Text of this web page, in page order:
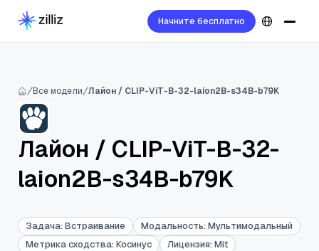
Начните бесплатно
Все модели Лайон / CLIP-ViT-B-32-laion2B-s34B-b79K
Лайон / CLIP-ViT-B-32-
laion2B-s34B-b79K
Задача: Встраивание Модальность: Мультимодальный
Метрика сходства: Косинус Лицензия: Mit